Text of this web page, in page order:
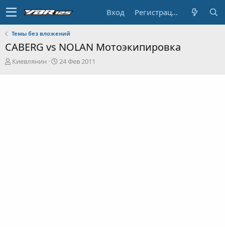
Вход Регистрация
Темы без вложений
CABERG vs NOLAN Мотоэкипировка
А
Киевлянин
Д
24 Фев 2011